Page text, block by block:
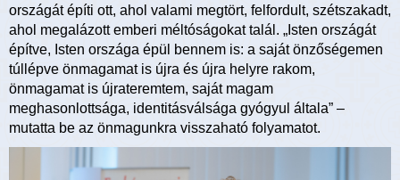
országát építi ott, ahol valami megtört, felfordult, szétszakadt,
ahol megalázott emberi méltóságokat talál. „Isten országát
építve, Isten országa épül bennem is: a saját önzőségemen
túllépve önmagamat is újra és újra helyre rakom,
önmagamat is újrateremtem, saját magam
meghasonlottsága, identitásválsága gyógyul általa” –
mutatta be az önmagunkra visszaható folyamatot.